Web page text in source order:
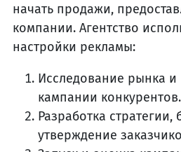
начать продажи,
компании. Агентство
настройки рекламы:
Исследование рынка
кампании конкурентов.
Разработка стратегии,
утверждение